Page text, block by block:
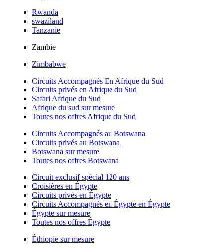
Rwanda
swaziland
Tanzanie
Zambie
Zimbabwe
Circuits Accompagnés En Afrique du Sud
Circuits privés en Afrique du Sud
Safari Afrique du Sud
Afrique du sud sur mesure
Toutes nos offres Afrique du Sud
Circuits Accompagnés au Botswana
Circuits privés au Botswana
Botswana sur mesure
Toutes nos offres Botswana
Circuit exclusif spécial 120 ans
Croisières en Égypte
Circuits privés en Égypte
Circuits Accompagnés en Égypte en Égypte
Égypte sur mesure
Toutes nos offres Égypte
Éthiopie sur mesure